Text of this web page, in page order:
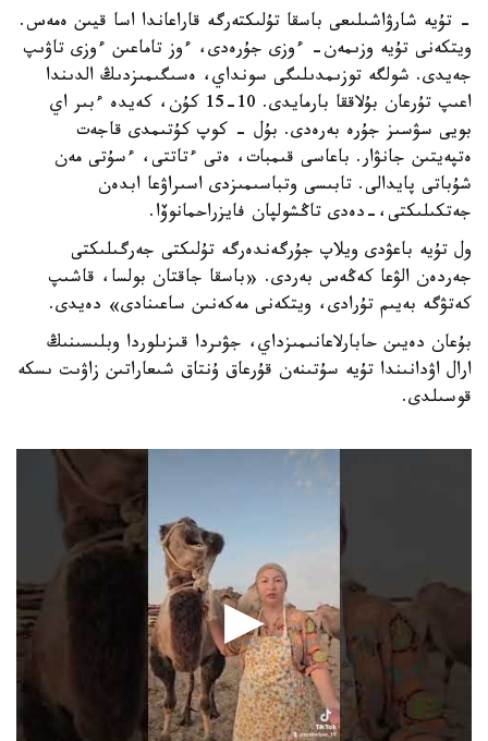
- تۇيە شارۋاشىلىعى باسقا تۇلىكتەرگە قاراعاندا اسا قيىن ەمەس.
ويتكەنى تۇيە وزىمەن- ءوزى جۇرەدى، ءوز تاماعىن ءوزى تاۋىپ
جەيدى. شولگە توزىمدىلىگى سونداي، ەسىگىمىزدىڭ الدىندا
اعىپ تۇرعان بۇلاققا بارمايدى. 10-15 كۇن، كەيدە ءبىر اي
بويى سۋسىز جۇرە بەرەدى. بۇل - كوپ كۇتىمدى قاجەت
ەتپەيتىن جانۋار. باعاسى قىمبات، ەتى ءتاتتى، ءسۇتى مەن
شۇباتى پايدالى. تابىسى وتباسىمىزدى اسىراۋعا ابدەن
جەتكىلىكتى،-دەدى تاڭشولپان فايزراحمانوۆا.
ول تۇيە باعۋدى ويلاپ جۇرگەندەرگە تۇلىكتى جەرگىلىكتى
جەردەن الۋعا كەڭەس بەردى. «باسقا جاقتان بولسا، قاشىپ
كەتۋگە بەيىم تۇرادى، ويتكەنى مەكەنىن ساعىنادى» دەيدى.
بۇعان دەيىن حابارلاعانىمىزداي، جۋىردا قىزىلوردا وبلىسىنىڭ
ارال اۋدانىندا تۇيە سۇتىنەن قۇرعاق ۇنتاق شىعاراتىن زاۋىت ىسكە
قوسىلدى.